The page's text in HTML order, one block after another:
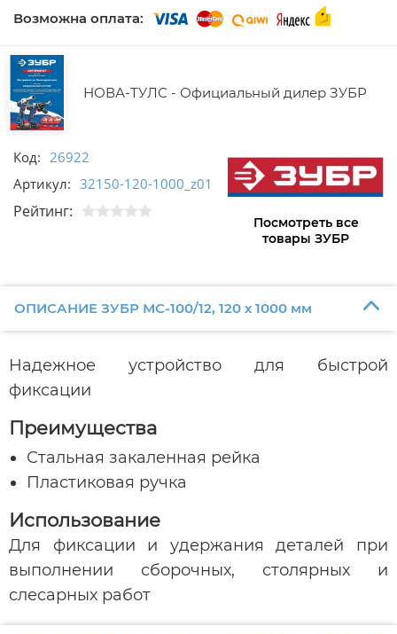
Возможна оплата:
НОВА-ТУЛС - Официальный дилер ЗУБР
Код: 26922
Артикул: 32150-120-1000_z01
Рейтинг:
Посмотреть все
товары ЗУБР
ОПИСАНИЕ ЗУБР МС-100/12, 120 х 1000 мм
Надежное устройство для быстрой
фиксации
Преимущества
Стальная закаленная рейка
Пластиковая ручка
Использование
Для фиксации и удержания деталей при
выполнении сборочных, столярных и
слесарных работ